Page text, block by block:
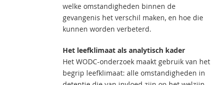
welke omstandigheden binnen de
gevangenis het verschil maken, en hoe die
kunnen worden verbeterd.
Het leefklimaat als analytisch kader
Het WODC-onderzoek maakt gebruik van het
begrip leefklimaat: alle omstandigheden in